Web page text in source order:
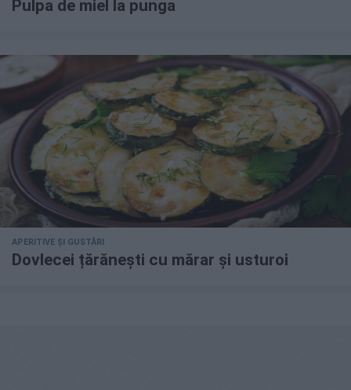
Pulpa de miel la punga
APERITIVE ȘI GUSTĂRI
Dovlecei țărănești cu mărar și usturoi